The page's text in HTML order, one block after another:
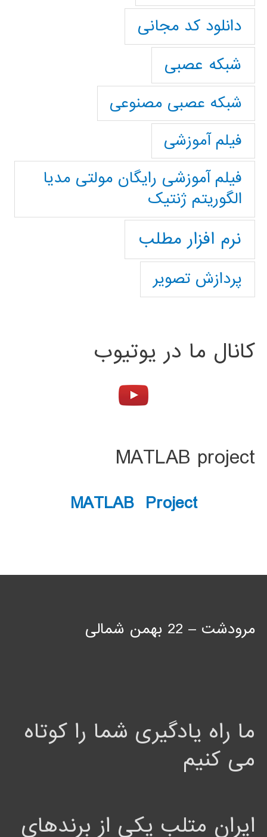
دانلود کد مجانی
شبکه عصبی
شبکه عصبی مصنوعی
فیلم آموزشی
فیلم آموزشی رایگان مولتی مدیا
الگوریتم ژنتیک
نرم افزار مطلب
پردازش تصویر
کانال ما در یوتیوب
MATLAB project
MATLAB Project
مرودشت – 22 بهمن شمالی
ما راه یادگیری شما را کوتاه
می کنیم
ایران متلب یکی از برندهای